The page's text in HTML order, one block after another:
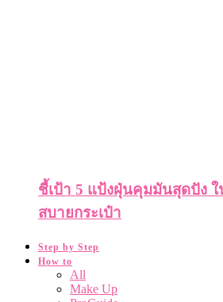
ชี้เป้า 5 แป้งฝุ่นคุมมันสุดปัง
สบายกระเป๋า
Step by Step
How to
All
Make Up